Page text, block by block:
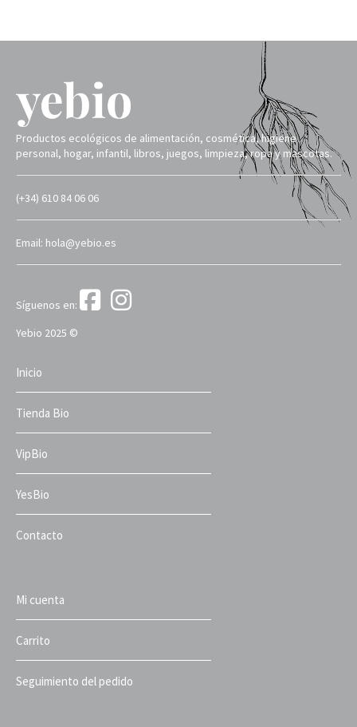
Productos ecológicos de alimentación, cosmética, higiene
personal, hogar, infantil, libros, juegos, limpieza, ropa y mascotas.
(+34) 610 84 06 06
Email: hola@yebio.es
Síguenos en:
Yebio 2025 ©
Inicio
Tienda Bio
VipBio
YesBio
Contacto
Mi cuenta
Carrito
Seguimiento del pedido